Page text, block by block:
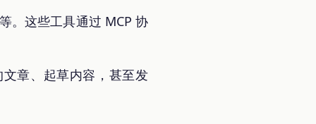
。这些工具通过 MCP 协
章、起草内容，甚至发